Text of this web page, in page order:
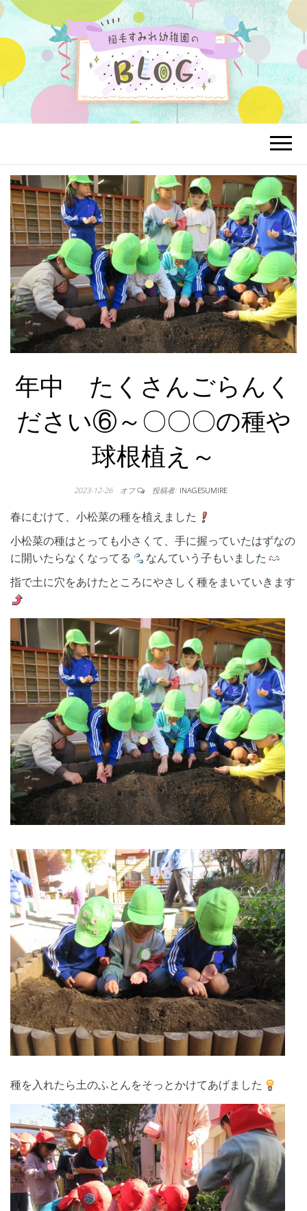
年中 たくさんごらんく
ださい⑥～〇〇〇の種や
球根植え～
2023-12-26 オフ 投稿者: INAGESUMIRE
春にむけて、小松菜の種を植えました
小松菜の種はとっても小さくて、手に握っていたはずなの
に開いたらなくなってる
なんていう子もいました
指で土に穴をあけたところにやさしく種をまいていきます
種を入れたら土のふとんをそっとかけてあげました